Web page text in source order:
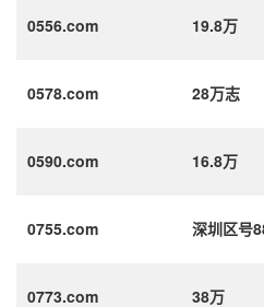
0556.com 19.8万
0578.com 28万志
0590.com 16.8万
0755.com 深圳区号
0773.com 38万